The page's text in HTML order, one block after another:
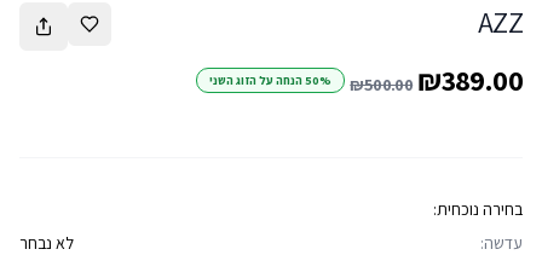
AZZ
₪389.00
₪500.00 50% הנחה על הזוג השני
בחירה נוכחית:
עדשה:
לא נבחר